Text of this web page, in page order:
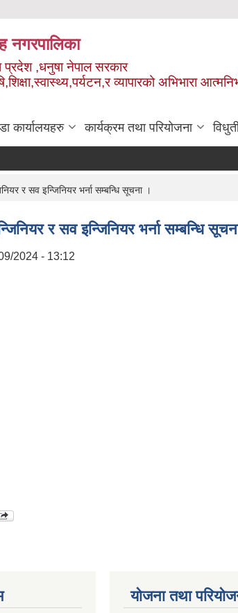
नगरपालिका
,धनुषा नेपाल सरकार
व्यापारको अभिभारा
कार्यालयहरु कार्यक्रम तथा परियोजना
र सव इन्जिनियर भर्ना सम्बन्धि सूचना ।
र सव इन्जिनियर भर्ना सम्बन्धि
2024 - 13:12
योजना तथा